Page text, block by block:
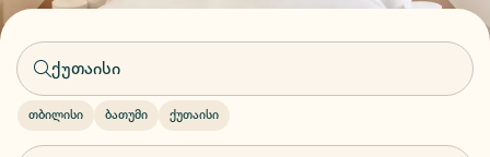
თბილისი ბათუმი ქუთაისი